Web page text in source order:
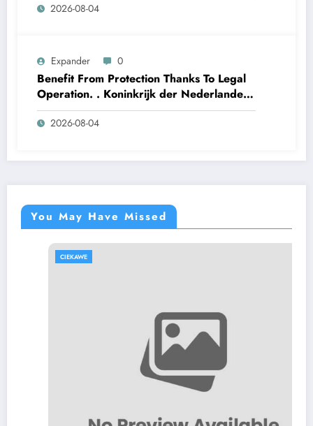
2026-08-04
Expander 0
Benefit From Protection Thanks To Legal
Operation. . Koninkrijk der Nederlanden
Win Big Today
https://www.luckymaxdutch.com/
2026-08-04
You May Have Missed
CIEKAWE